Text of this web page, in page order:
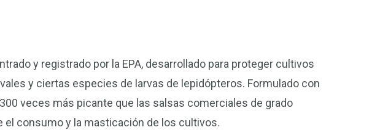
y registrado por la EPA, desarrollado para proteger cultivos
y ciertas especies de larvas de lepidópteros. Formulado con
veces más picante que las salsas comerciales de grado
el consumo y la masticación de los cultivos.